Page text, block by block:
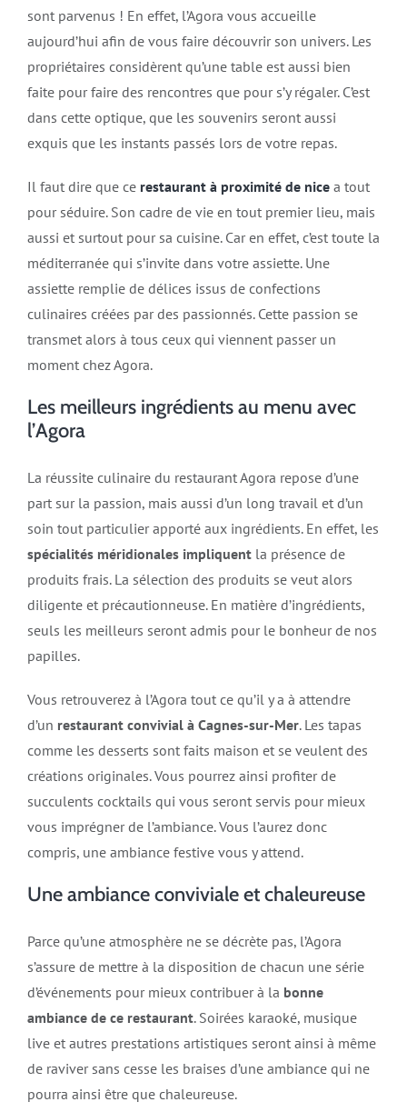
sont parvenus ! En effet, l’Agora vous accueille
aujourd’hui afin de vous faire découvrir son univers. Les
propriétaires considèrent qu’une table est aussi bien
faite pour faire des rencontres que pour s’y régaler. C’est
dans cette optique, que les souvenirs seront aussi
exquis que les instants passés lors de votre repas.
Il faut dire que ce restaurant à proximité de nice a tout
pour séduire. Son cadre de vie en tout premier lieu, mais
aussi et surtout pour sa cuisine. Car en effet, c’est toute la
méditerranée qui s’invite dans votre assiette. Une
assiette remplie de délices issus de confections
culinaires créées par des passionnés. Cette passion se
transmet alors à tous ceux qui viennent passer un
moment chez Agora.
Les meilleurs ingrédients au menu avec
l’Agora
La réussite culinaire du restaurant Agora repose d’une
part sur la passion, mais aussi d’un long travail et d’un
soin tout particulier apporté aux ingrédients. En effet, les
spécialités méridionales impliquent la présence de
produits frais. La sélection des produits se veut alors
diligente et précautionneuse. En matière d’ingrédients,
seuls les meilleurs seront admis pour le bonheur de nos
papilles.
Vous retrouverez à l’Agora tout ce qu’il y a à attendre
d’un restaurant convivial à Cagnes-sur-Mer. Les tapas
comme les desserts sont faits maison et se veulent des
créations originales. Vous pourrez ainsi profiter de
succulents cocktails qui vous seront servis pour mieux
vous imprégner de l’ambiance. Vous l’aurez donc
compris, une ambiance festive vous y attend.
Une ambiance conviviale et chaleureuse
Parce qu’une atmosphère ne se décrète pas, l’Agora
s’assure de mettre à la disposition de chacun une série
d’événements pour mieux contribuer à la bonne
ambiance de ce restaurant. Soirées karaoké, musique
live et autres prestations artistiques seront ainsi à même
de raviver sans cesse les braises d’une ambiance qui ne
pourra ainsi être que chaleureuse.